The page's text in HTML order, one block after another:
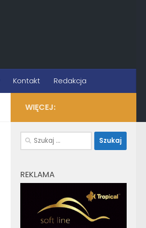
Kontakt Redakcja
WIĘCEJ:
Szukaj:
REKLAMA